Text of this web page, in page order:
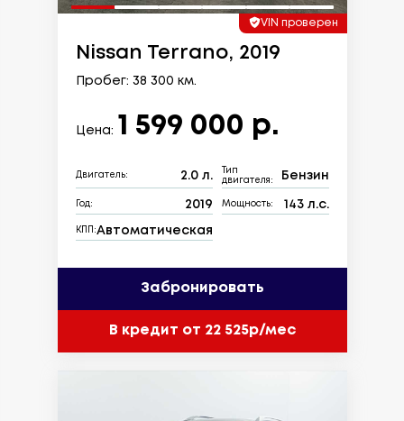
VIN проверен
Nissan Terrano, 2019
Пробег: 38 300 км.
Цена: 1 599 000 р.
Двигатель: 2.0 л.
Тип
двигателя:
Бензин
Год: 2019 Мощность: 143 л.с.
КПП:Автоматическая
Забронировать
В кредит от 22 525р/мес